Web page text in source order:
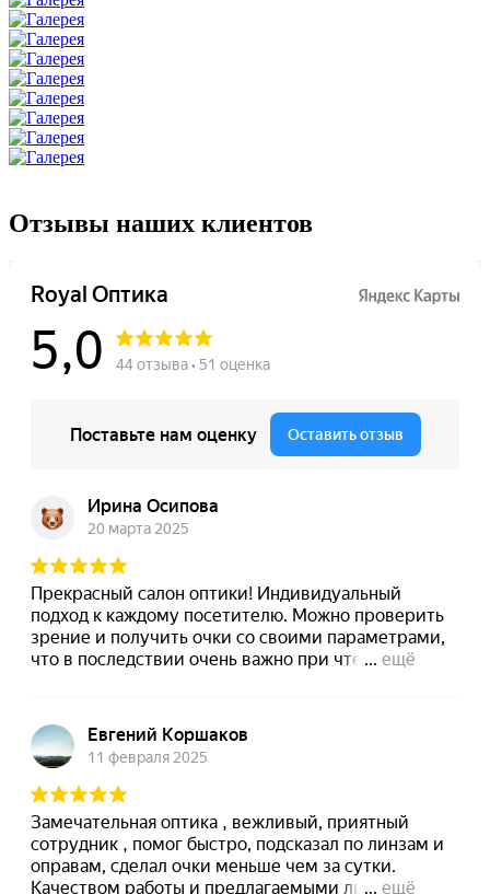
Отзывы наших клиентов